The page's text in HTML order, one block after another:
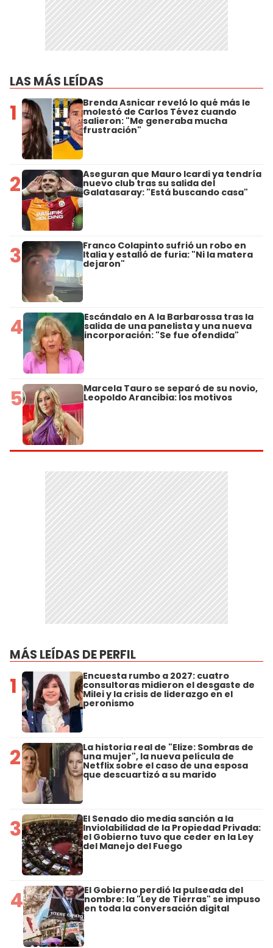
LAS MÁS LEÍDAS
1 Brenda Asnicar reveló lo qué más le
molestó de Carlos Tévez cuando
salieron: "Me generaba mucha
frustración"
2 Aseguran que Mauro Icardi ya tendría
nuevo club tras su salida del
Galatasaray: "Está buscando casa"
3 Franco Colapinto sufrió un robo en
Italia y estalló de furia: "Ni la matera
dejaron"
4 Escándalo en A la Barbarossa tras la
salida de una panelista y una nueva
incorporación: "Se fue ofendida"
5 Marcela Tauro se separó de su novio,
Leopoldo Arancibia: los motivos
MÁS LEÍDAS DE PERFIL
1 Encuesta rumbo a 2027: cuatro
consultoras midieron el desgaste de
Milei y la crisis de liderazgo en el
peronismo
2 La historia real de "Elize: Sombras de
una mujer", la nueva película de
Netflix sobre el caso de una esposa
que descuartizó a su marido
3 El Senado dio media sanción a la
Inviolabilidad de la Propiedad Privada:
el Gobierno tuvo que ceder en la Ley
del Manejo del Fuego
4 El Gobierno perdió la pulseada del
nombre: la "Ley de Tierras" se impuso
en toda la conversación digital